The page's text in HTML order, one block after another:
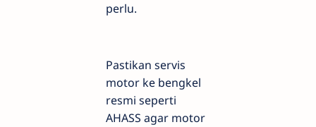
perlu.
Pastikan servis
motor ke bengkel
resmi seperti
AHASS agar motor